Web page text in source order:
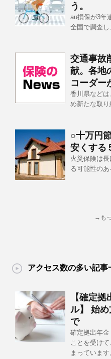
う。
au損保が3年
全国で調査し
交通事故
献。各地
コーダー
香川県など
め新たな取り
○十万円
安くする
火災保険は
る可能性のあ
→も
アクセス数の多い記事
【確定
ル】 始
で
確定拠出年
ことを受け
まっています